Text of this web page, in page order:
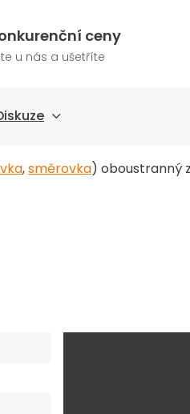
ceny
u nás a ušetříte
,směrovka) oboustranný